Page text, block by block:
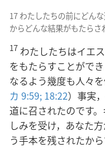
17 わたしたちの前にどん
からどんな結果がもたらさ
17 わたしたちはイエ
をもたらすことがで
なるよう幾度も人々
カ 9:59; 18:22）事実
道に召されたのです
しみを受け，あなた
う手本を残されたか